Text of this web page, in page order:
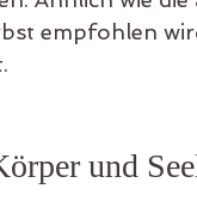
empfohlen
und